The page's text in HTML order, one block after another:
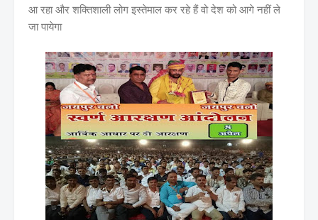
आ रहा और शक्तिशाली लोग इस्तेमाल कर रहे हैं वो देश को आगे नहीं ले
जा पायेगा